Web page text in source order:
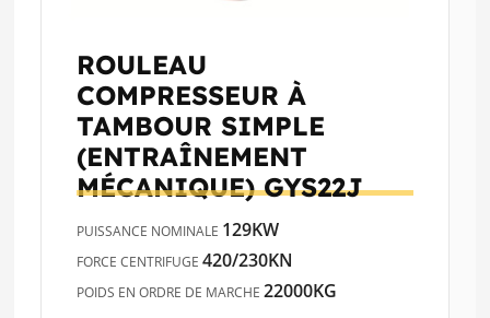
ROULEAU
COMPRESSEUR À
TAMBOUR SIMPLE
(ENTRAÎNEMENT
MÉCANIQUE)GYS22J
PUISSANCE NOMINALE 129KW
FORCE CENTRIFUGE420/230KN
POIDS EN ORDRE DE MARCHE22000KG